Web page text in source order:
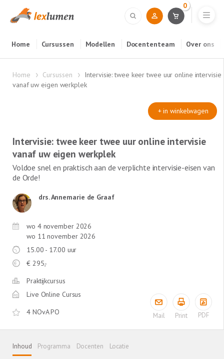
Home Cursussen Modellen Docententeam Over ons
0
Home Cursussen
Intervisie: twee keer twee uur online intervisie
vanaf uw eigen werkplek
+ in winkelwagen
Intervisie: twee keer twee uur online intervisie
vanaf uw eigen werkplek
Voldoe snel en praktisch aan de verplichte intervisie-eisen van
de Orde!
drs. Annemarie de Graaf
wo 4 november 2026
wo 11 november 2026
15.00 - 17.00 uur
€ 295,-
Praktijkcursus
Live Online Cursus
4 NOvA PO
Inhoud Programma Docenten Locatie
Mail Print PDF